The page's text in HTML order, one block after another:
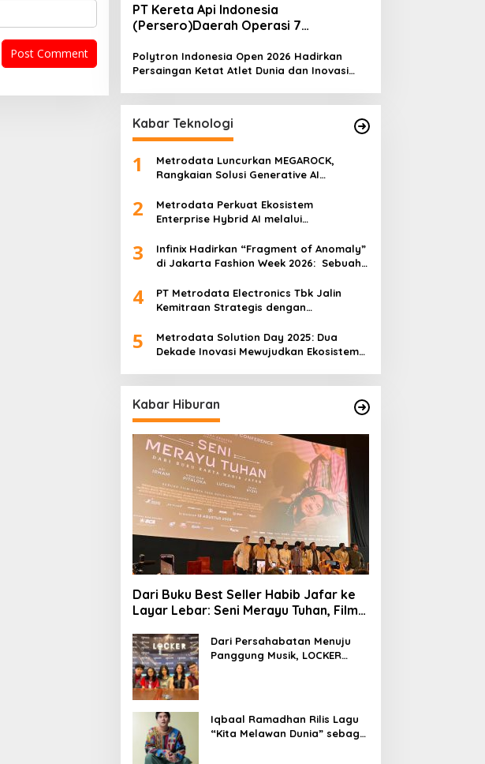
PT Kereta Api Indonesia
(Persero)Daerah Operasi 7
Pers/KAI/DO.7/VII/02/2026Kamis, 4
Juli 2026
Polytron Indonesia Open 2026 Hadirkan
Persaingan Ketat Atlet Dunia dan Inovasi
Kabar Teknologi
1
Metrodata Luncurkan MEGAROCK,
Rangkaian Solusi Generative AI
Nasional
2
Metrodata Perkuat Ekosistem
Enterprise Hybrid AI melalui
3
Infinix Hadirkan “Fragment of Anomaly”
di Jakarta Fashion Week 2026: Sebuah
Fashion Terkemuka dan Eksperimen
Robotik ‘R.AT.S’ Lab
4
PT Metrodata Electronics Tbk Jalin
Kemitraan Strategis dengan
Transformasi Digital
5
Metrodata Solution Day 2025: Dua
Dekade Inovasi Mewujudkan Ekosistem
Kabar Hiburan
Dari Buku Best Seller Habib Jafar ke
Layar Lebar: Seni Merayu Tuhan, Film
Makna Hidup dan Jati Diri
Dari Persahabatan Menuju
Panggung Musik, LOCKER
Iqbaal Ramadhan Rilis Lagu
“Kita Melawan Dunia” sebagai